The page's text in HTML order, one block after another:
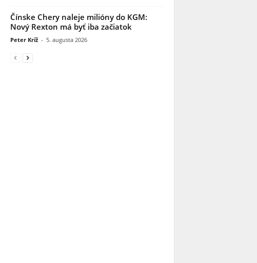
Čínske Chery naleje milióny do KGM:
Nový Rexton má byť iba začiatok
Peter Kríž - 5. augusta 2026